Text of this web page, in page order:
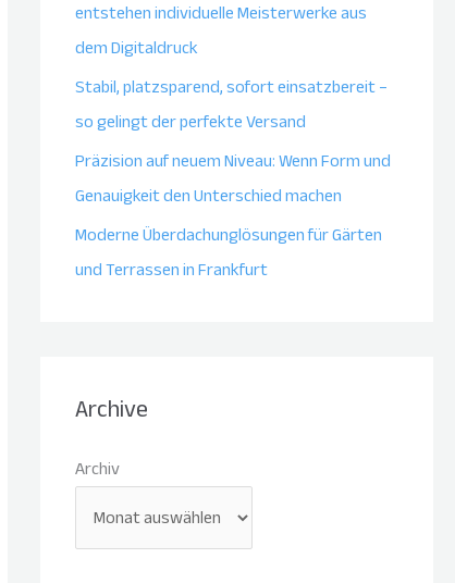
entstehen individuelle Meisterwerke aus
dem Digitaldruck
Stabil, platzsparend, sofort einsatzbereit –
so gelingt der perfekte Versand
Präzision auf neuem Niveau: Wenn Form und
Genauigkeit den Unterschied machen
Moderne Überdachunglösungen für Gärten
und Terrassen in Frankfurt
Archive
Archiv